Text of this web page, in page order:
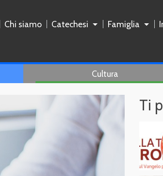
Chi siamo Catechesi Famiglia
Cultura
Ti